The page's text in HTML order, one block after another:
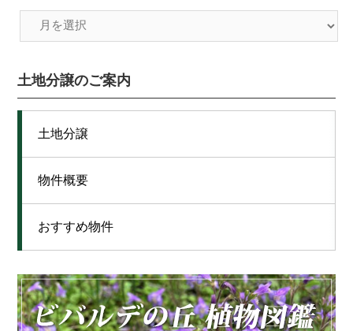
土地分譲のご案内
土地分譲
物件概要
おすすめ物件